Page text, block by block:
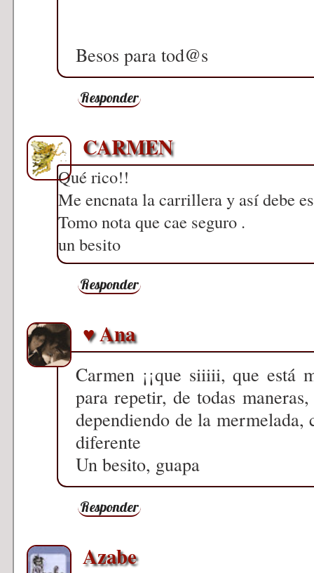
Besos para tod@s
Responder
CARMEN
Qué rico!!
Me encnata la carrillera y así debe
Tomo nota que cae seguro .
un besito
Responder
♥ Ana
Carmen ¡¡que siiiii, que está
para repetir, de todas
dependiendo de la mermelada,
diferente
Un besito, guapa
Responder
Azabe